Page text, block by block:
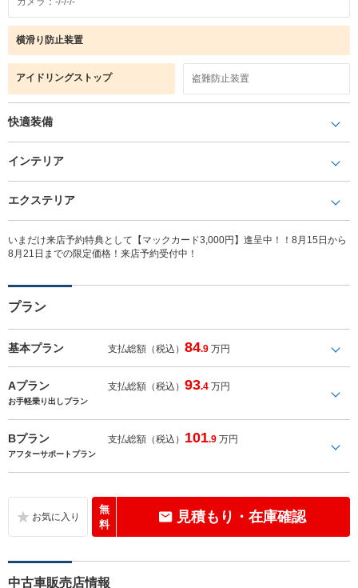
横滑り防止装置
アイドリングストップ 盗難防止装置
快適装備
インテリア
エクステリア
いまだけ来店予約特典として【マックカード3,000円】進呈中！！8月15日から
8月21日までの限定価格！来店予約受付中！
プラン
基本プラン 支払総額（税込）84.9 万円
Aプラン 支払総額（税込）93.4 万円
お手軽乗り出しプラン
Bプラン 支払総額（税込） 101.9 万円
アフターサポートプラン
無
料
見積もり・在庫確認
中古車販売店情報